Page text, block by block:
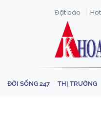
Đặt báo
ĐỜI SỐNG 247 THỊ TRƯỜNG